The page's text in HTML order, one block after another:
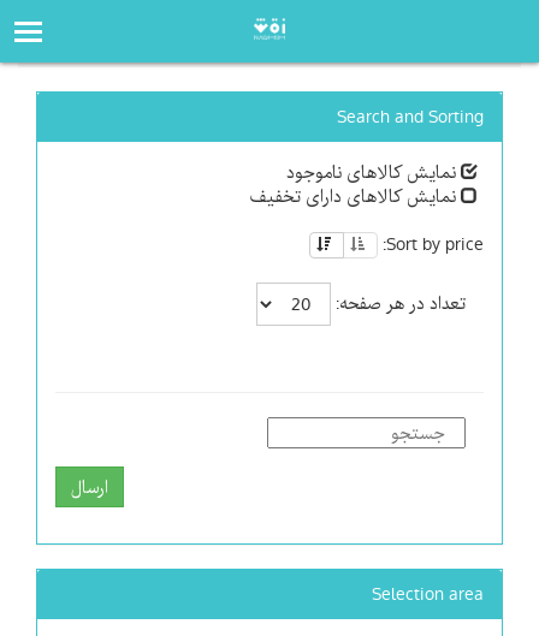
Search and Sorting
نمایش کالاهای ناموجود
نمایش کالاهای دارای تخفیف
Sort by price:
تعداد در هر صفحه:
ارسال
Selection area